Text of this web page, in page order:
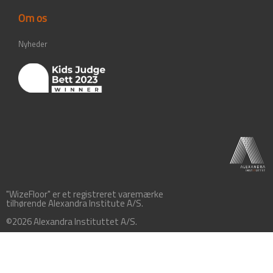
Om os
Nyheder
"WizeFloor" er et registreret varemærke
tilhørende Alexandra Institute A/S.
©2026 Alexandra Instituttet A/S.